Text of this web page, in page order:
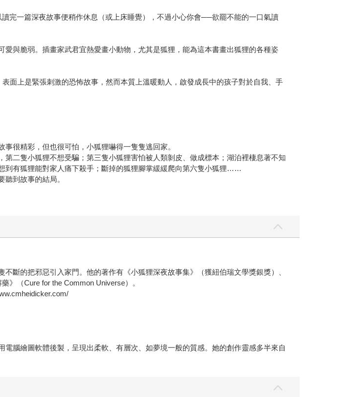
完一篇深夜故事便稍作休息（或上床睡覺），不過小心你會──欲罷不能的一口氣讀
與脆弱。插畫家武君宜熱愛畫小動物，尤其是狐狸，能為這本書畫出狐狸的各種姿
面上是緊張刺激的恐怖故事，然而本質上溫暖動人，啟發成長中的孩子對於自我、手
很精彩，但也很可怕，小狐狸嚇得一隻隻逃回家。
二隻小狐狸不想受騙；第三隻小狐狸害怕被人類剝皮、做成標本；湖泊裡棲息著不知
到有狐狸能對家人痛下殺手；斷掉的狐狸腳掌緩緩爬向第六隻小狐狸……
到故事的結局。
斷的把邪惡引入家門。他的著作有《小狐狸深夜故事集》（獲紐伯瑞文學獎銀獎）、
》（Cure for the Common Universe）。
腦繪圖軟體後製，呈現出柔軟、有層次、如夢境一般的質感。她的創作靈感多半來自